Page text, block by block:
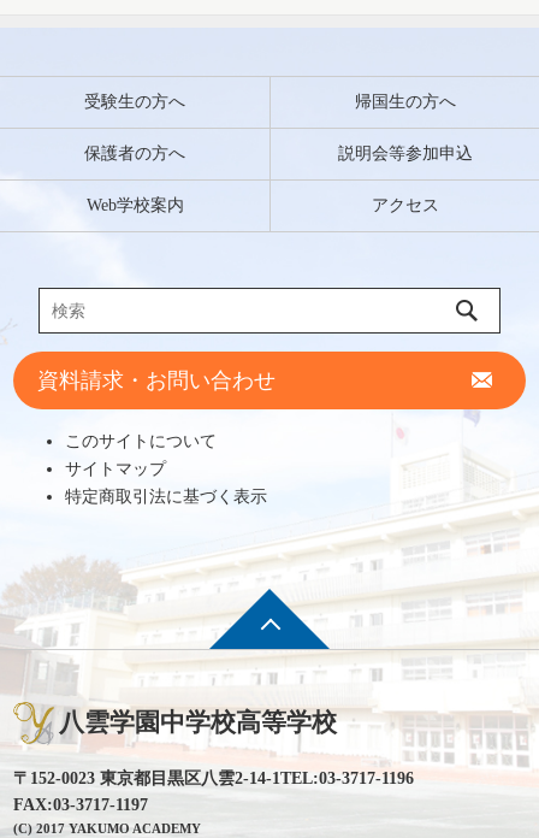
受験生の方へ 帰国生の方へ
保護者の方へ 説明会等参加申込
Web学校案内 アクセス
資料請求・お問い合わせ
このサイトについて
サイトマップ
特定商取引法に基づく表示
八雲学園中学校高等学校
〒152-0023 東京都目黒区八雲2-14-1TEL:03-3717-1196
FAX:03-3717-1197
(C) 2017 YAKUMO ACADEMY